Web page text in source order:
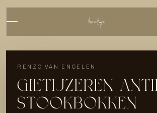
RENZO VAN ENGELEN
GIETIJZEREN
STOOKBOKKEN